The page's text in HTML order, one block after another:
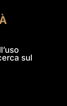
sul